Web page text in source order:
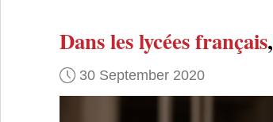
Dans les lycées français,
30 September 2020